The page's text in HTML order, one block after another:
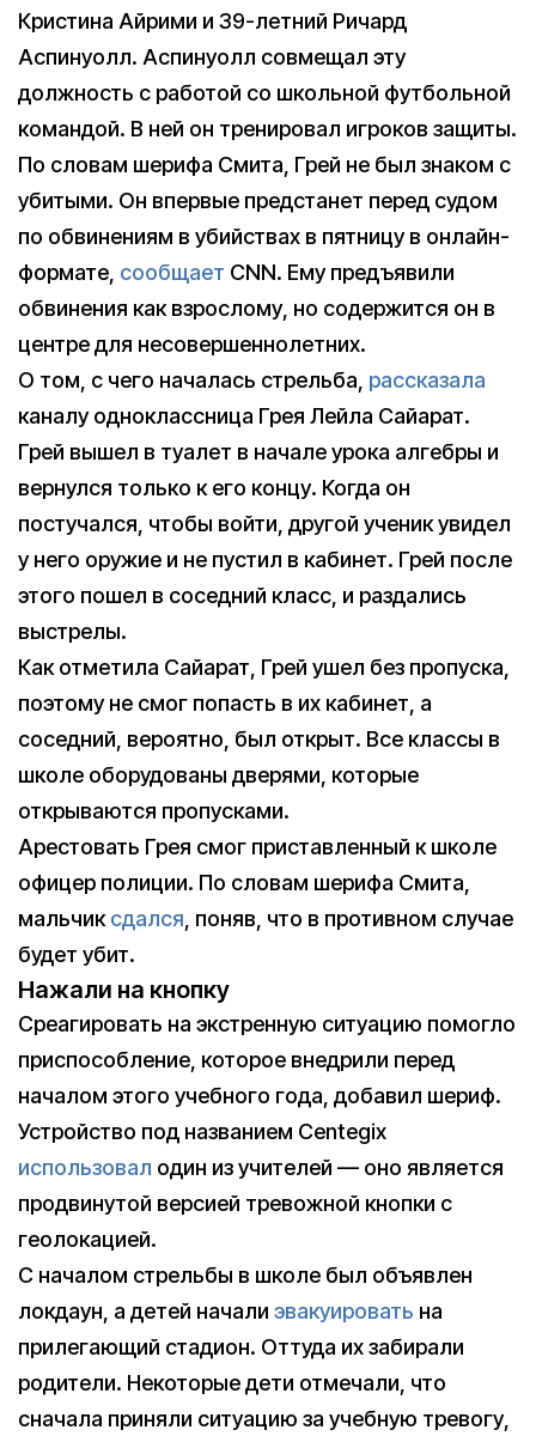
Кристина Айрими и 39-летний Ричард
Аспинуолл. Аспинуолл совмещал эту
должность с работой со школьной футбольной
командой. В ней он тренировал игроков защиты.
По словам шерифа Смита, Грей не был знаком с
убитыми. Он впервые предстанет перед судом
по обвинениям в убийствах в пятницу в онлайн-
формате, сообщает CNN. Ему предъявили
обвинения как взрослому, но содержится он в
центре для несовершеннолетних.
О том, с чего началась стрельба, рассказала
каналу одноклассница Грея Лейла Сайарат.
Грей вышел в туалет в начале урока алгебры и
вернулся только к его концу. Когда он
постучался, чтобы войти, другой ученик увидел
у него оружие и не пустил в кабинет. Грей после
этого пошел в соседний класс, и раздались
выстрелы.
Как отметила Сайарат, Грей ушел без пропуска,
поэтому не смог попасть в их кабинет, а
соседний, вероятно, был открыт. Все классы в
школе оборудованы дверями, которые
открываются пропусками.
Арестовать Грея смог приставленный к школе
офицер полиции. По словам шерифа Смита,
мальчиксдался, поняв, что в противном случае
будет убит.
Нажали на кнопку
Среагировать на экстренную ситуацию помогло
приспособление, которое внедрили перед
началом этого учебного года, добавил шериф.
Устройство под названием Centegix
использовал один из учителей — оно является
продвинутой версией тревожной кнопки с
геолокацией.
С началом стрельбы в школе был объявлен
локдаун, а детей начали эвакуировать на
прилегающий стадион. Оттуда их забирали
родители. Некоторые дети отмечали, что
сначала приняли ситуацию за учебную тревогу,